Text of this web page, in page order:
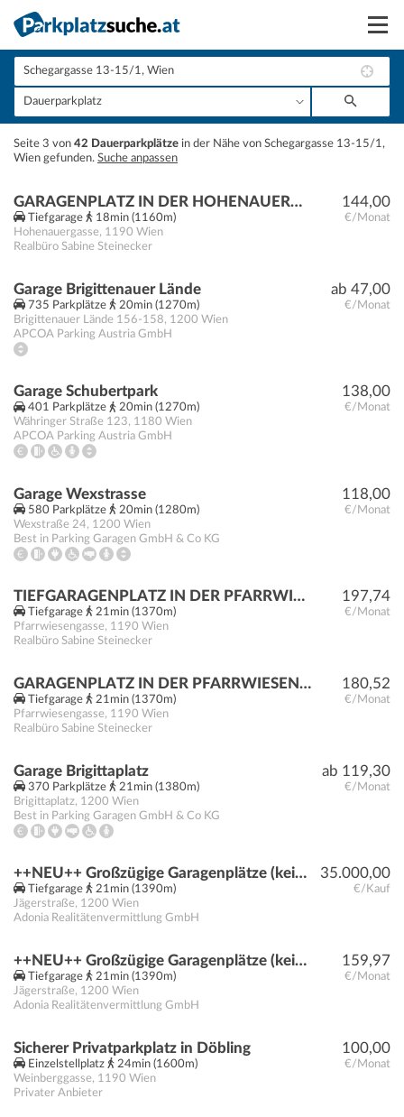
Suchen
Vermieten
Anmelden
Seite 3 von 42 Dauerparkplätze in der Nähe von Schegargasse 13-15/1,
Wien gefunden. Suche anpassen
144,00
€/Monat
GARAGENPLATZ IN DER HOHENAUERGASSE
Tiefgarage
18min (1160m)
Hohenauergasse, 1190 Wien
Realbüro Sabine Steinecker
ab 47,00
€/Monat
Garage Brigittenauer Lände
735 Parkplätze
20min (1270m)
Brigittenauer Lände 156-158, 1200 Wien
APCOA Parking Austria GmbH
138,00
€/Monat
Garage Schubertpark
401 Parkplätze
20min (1270m)
Währinger Straße 123, 1180 Wien
APCOA Parking Austria GmbH
118,00
€/Monat
Garage Wexstrasse
580 Parkplätze
20min (1280m)
Wexstraße 24, 1200 Wien
Best in Parking Garagen GmbH & Co KG
197,74
€/Monat
TIEFGARAGENPLATZ IN DER PFARRWIESENGASSE
Tiefgarage
21min (1370m)
Pfarrwiesengasse, 1190 Wien
Realbüro Sabine Steinecker
180,52
€/Monat
GARAGENPLATZ IN DER PFARRWIESENGASSE
Tiefgarage
21min (1370m)
Pfarrwiesengasse, 1190 Wien
Realbüro Sabine Steinecker
ab 119,30
€/Monat
Garage Brigittaplatz
370 Parkplätze
21min (1380m)
Brigittaplatz, 1200 Wien
Best in Parking Garagen GmbH & Co KG
35.000,00
€/Kauf
++NEU++ Großzügige Garagenplätze (keine Stapelparkplätze) in der Jägerstraße 35!
Tiefgarage
21min (1390m)
Jägerstraße, 1200 Wien
Adonia Realitätenvermittlung GmbH
159,97
€/Monat
++NEU++ Großzügige Garagenplätze (keine Stapelparkplätze) in der Jägerstraße 35!
Tiefgarage
21min (1390m)
Jägerstraße, 1200 Wien
Adonia Realitätenvermittlung GmbH
100,00
€/Monat
Sicherer Privatparkplatz in Döbling
Einzelstellplatz
24min (1600m)
Weinberggasse, 1190 Wien
Privater Anbieter
+